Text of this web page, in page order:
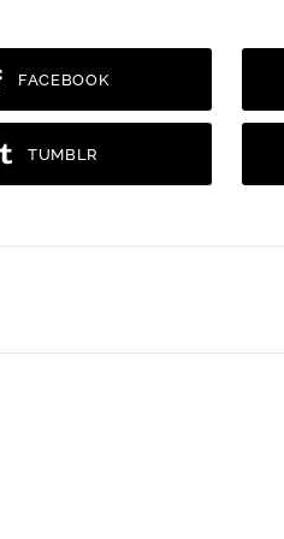
FACEBOOK
TUMBLR